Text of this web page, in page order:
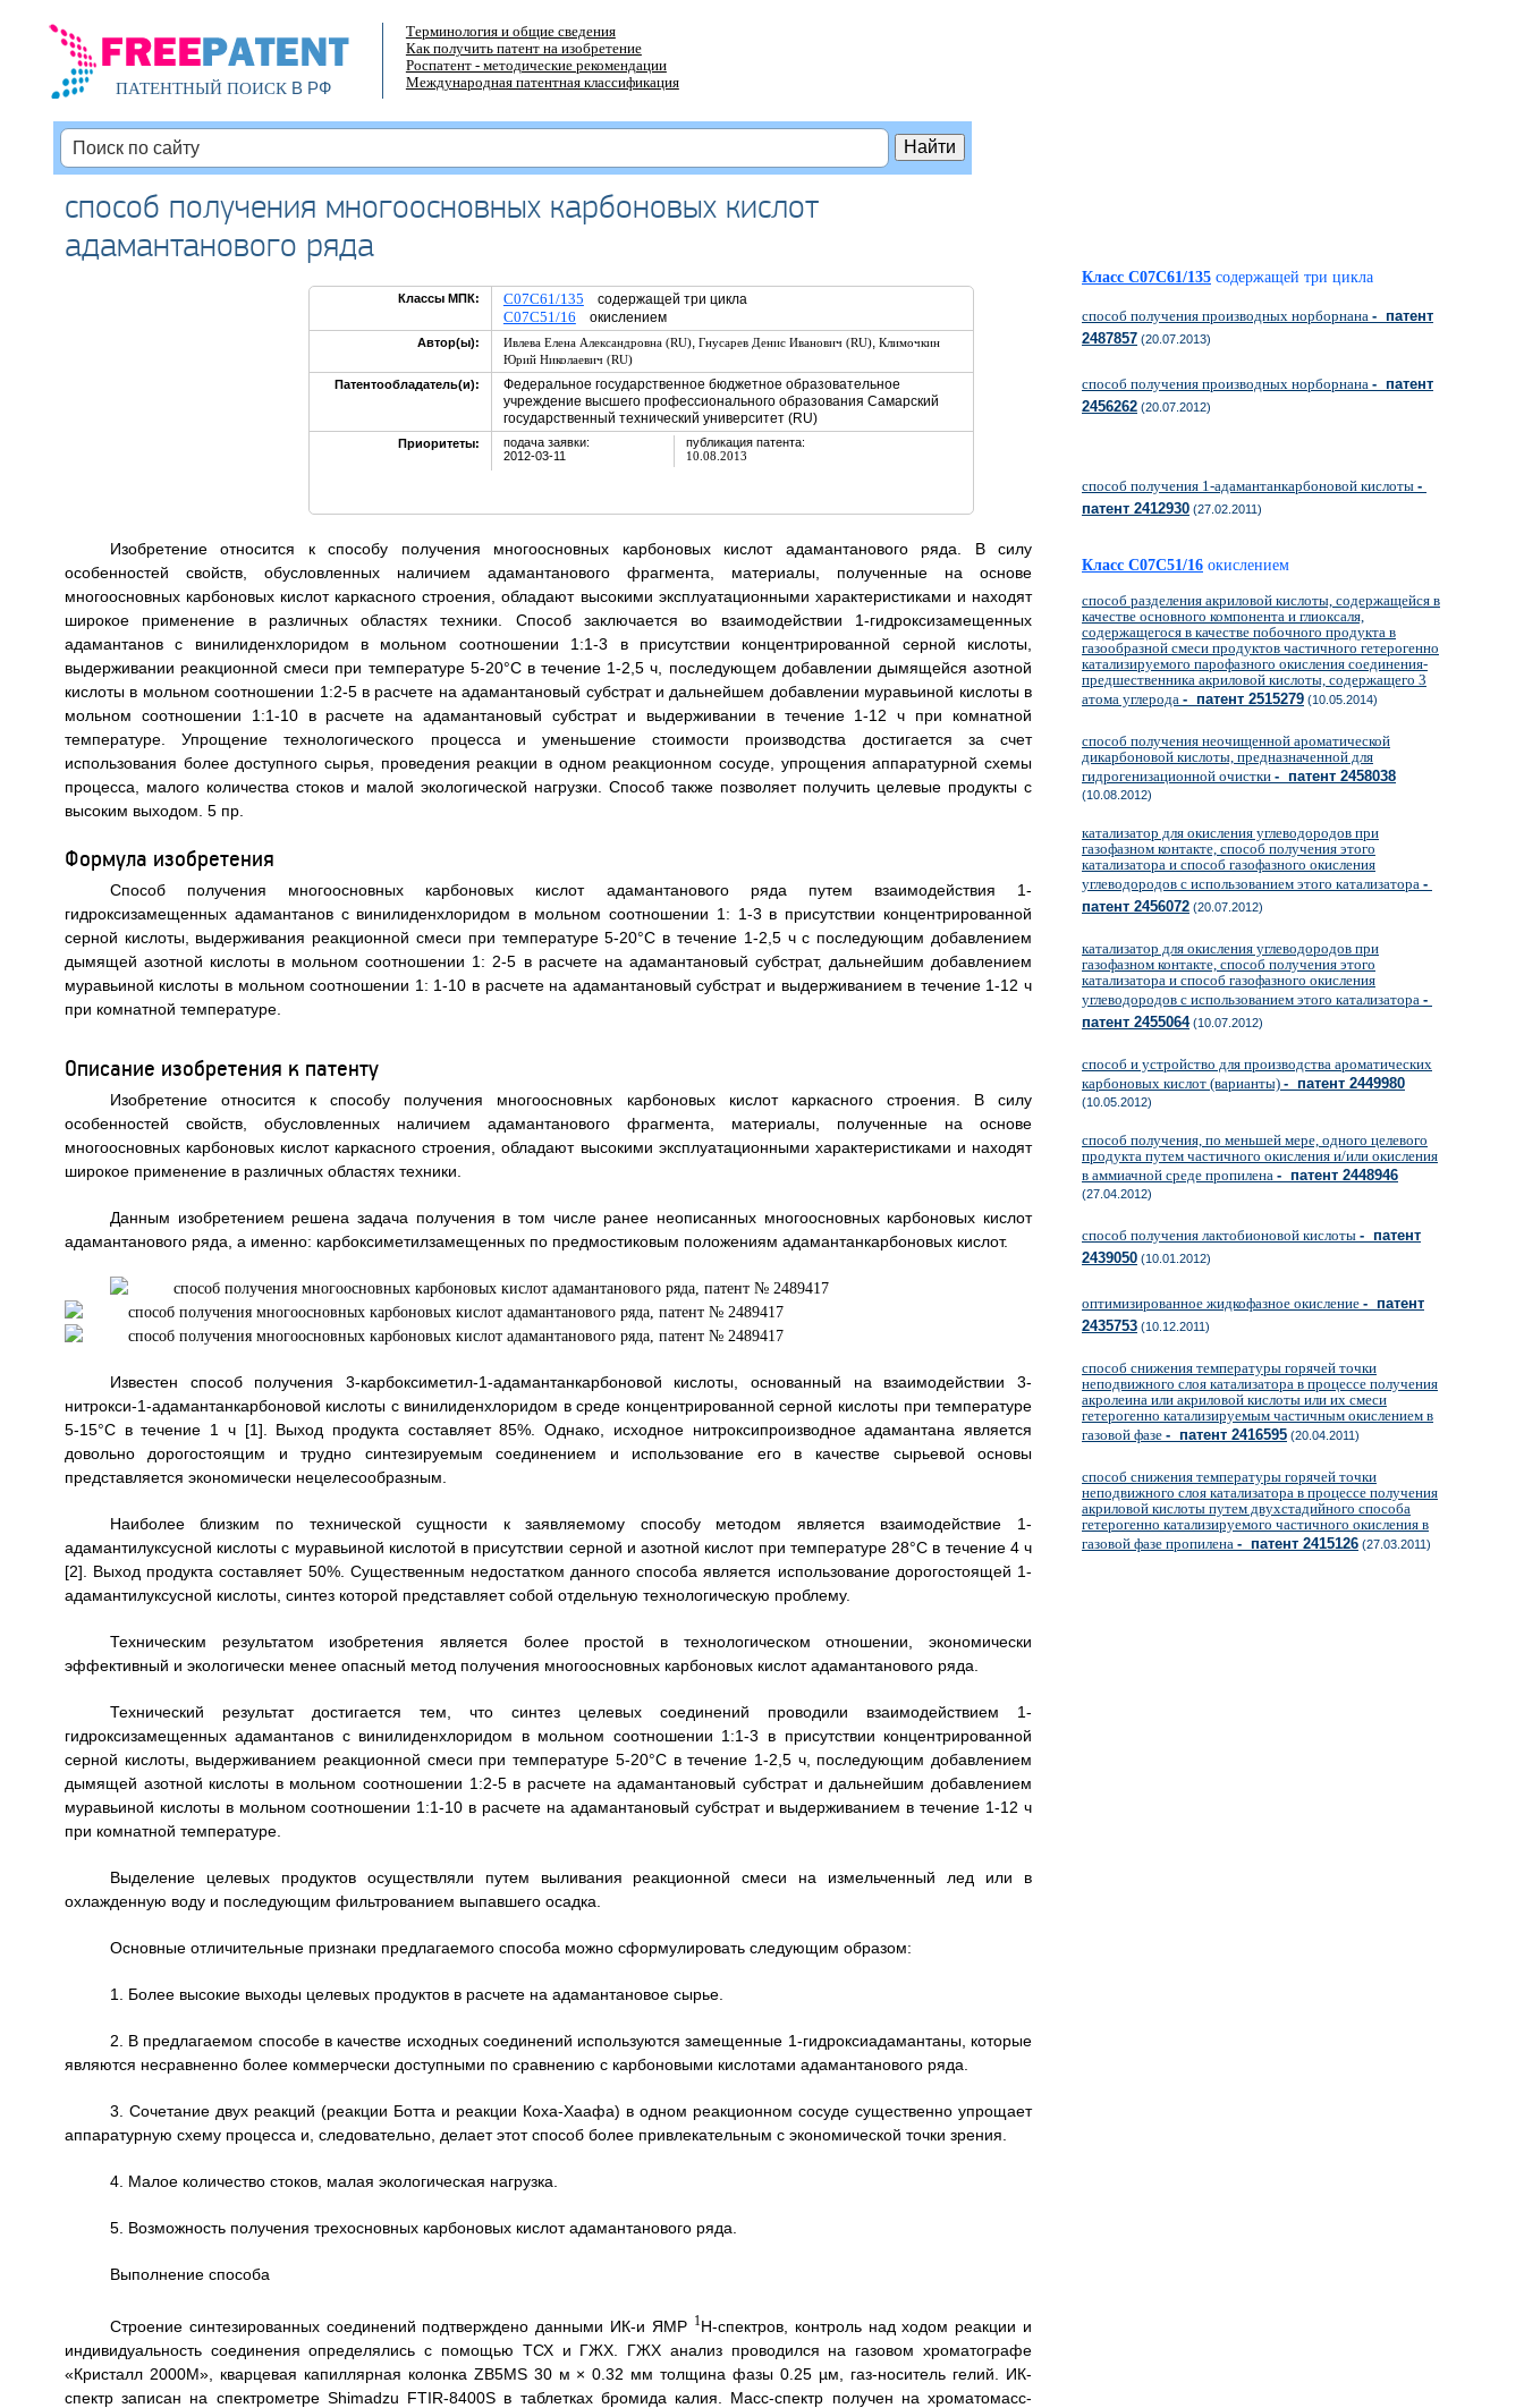
ПАТЕНТНЫЙ ПОИСКВ РФ
Терминология и общие сведения
Как получить патент на изобретение
Роспатент - методические рекомендации
Международная патентная классификация
способ получения многоосновных карбоновых кислот
адамантанового ряда
Классы МПК: C07C61/135 содержащей три цикла
C07C51/16 окислением
Автор(ы): Ивлева Елена Александровна (RU), Гнусарев Денис Иванович (RU), Климочкин
Юрий Николаевич (RU)
Патентообладатель(и):
Федеральное государственное бюджетное образовательное
учреждение высшего профессионального образования Самарский
государственный технический университет (RU)
Приоритеты:
подача заявки:
2012-03-11
публикация патента:
10.08.2013
Изобретение относится к способу получения многоосновных карбоновых кислот адамантанового ряда. В силу
особенностей свойств, обусловленных наличием адамантанового фрагмента, материалы, полученные на основе
многоосновных карбоновых кислот каркасного строения, обладают высокими эксплуатационными характеристиками и находят
широкое применение в различных областях техники. Способ заключается во взаимодействии 1-гидроксизамещенных
адамантанов с винилиденхлоридом в мольном соотношении 1:1-3 в присутствии концентрированной серной кислоты,
выдерживании реакционной смеси при температуре 5-20°C в течение 1-2,5 ч, последующем добавлении дымящейся азотной
кислоты в мольном соотношении 1:2-5 в расчете на адамантановый субстрат и дальнейшем добавлении муравьиной кислоты в
мольном соотношении 1:1-10 в расчете на адамантановый субстрат и выдерживании в течение 1-12 ч при комнатной
температуре. Упрощение технологического процесса и уменьшение стоимости производства достигается за счет
использования более доступного сырья, проведения реакции в одном реакционном сосуде, упрощения аппаратурной схемы
процесса, малого количества стоков и малой экологической нагрузки. Способ также позволяет получить целевые продукты с
высоким выходом. 5 пр.
Формула изобретения
Способ получения многоосновных карбоновых кислот адамантанового ряда путем взаимодействия 1-
гидроксизамещенных адамантанов с винилиденхлоридом в мольном соотношении 1: 1-3 в присутствии концентрированной
серной кислоты, выдерживания реакционной смеси при температуре 5-20°С в течение 1-2,5 ч с последующим добавлением
дымящей азотной кислоты в мольном соотношении 1: 2-5 в расчете на адамантановый субстрат, дальнейшим добавлением
муравьиной кислоты в мольном соотношении 1: 1-10 в расчете на адамантановый субстрат и выдерживанием в течение 1-12 ч
при комнатной температуре.
Описание изобретения к патенту
Изобретение относится к способу получения многоосновных карбоновых кислот каркасного строения. В силу
особенностей свойств, обусловленных наличием адамантанового фрагмента, материалы, полученные на основе
многоосновных карбоновых кислот каркасного строения, обладают высокими эксплуатационными характеристиками и находят
широкое применение в различных областях техники.
Данным изобретением решена задача получения в том числе ранее неописанных многоосновных карбоновых кислот
адамантанового ряда, а именно: карбоксиметилзамещенных по предмостиковым положениям адамантанкарбоновых кислот.
Известен способ получения 3-карбоксиметил-1-адамантанкарбоновой кислоты, основанный на взаимодействии 3-
нитрокси-1-адамантанкарбоновой кислоты с винилиденхлоридом в среде концентрированной серной кислоты при температуре
5-15°С в течение 1 ч [1]. Выход продукта составляет 85%. Однако, исходное нитроксипроизводное адамантана является
довольно дорогостоящим и трудно синтезируемым соединением и использование его в качестве сырьевой основы
представляется экономически нецелесообразным.
Наиболее близким по технической сущности к заявляемому способу методом является взаимодействие 1-
адамантилуксусной кислоты с муравьиной кислотой в присутствии серной и азотной кислот при температуре 28°С в течение 4 ч
[2]. Выход продукта составляет 50%. Существенным недостатком данного способа является использование дорогостоящей 1-
адамантилуксусной кислоты, синтез которой представляет собой отдельную технологическую проблему.
Техническим результатом изобретения является более простой в технологическом отношении, экономически
эффективный и экологически менее опасный метод получения многоосновных карбоновых кислот адамантанового ряда.
Технический результат достигается тем, что синтез целевых соединений проводили взаимодействием 1-
гидроксизамещенных адамантанов с винилиденхлоридом в мольном соотношении 1:1-3 в присутствии концентрированной
серной кислоты, выдерживанием реакционной смеси при температуре 5-20°С в течение 1-2,5 ч, последующим добавлением
дымящей азотной кислоты в мольном соотношении 1:2-5 в расчете на адамантановый субстрат и дальнейшим добавлением
муравьиной кислоты в мольном соотношении 1:1-10 в расчете на адамантановый субстрат и выдерживанием в течение 1-12 ч
при комнатной температуре.
Выделение целевых продуктов осуществляли путем выливания реакционной смеси на измельченный лед или в
охлажденную воду и последующим фильтрованием выпавшего осадка.
Основные отличительные признаки предлагаемого способа можно сформулировать следующим образом:
1. Более высокие выходы целевых продуктов в расчете на адамантановое сырье.
2. В предлагаемом способе в качестве исходных соединений используются замещенные 1-гидроксиадамантаны, которые
являются несравненно более коммерчески доступными по сравнению с карбоновыми кислотами адамантанового ряда.
3. Сочетание двух реакций (реакции Ботта и реакции Коха-Хаафа) в одном реакционном сосуде существенно упрощает
аппаратурную схему процесса и, следовательно, делает этот способ более привлекательным с экономической точки зрения.
4. Малое количество стоков, малая экологическая нагрузка.
5. Возможность получения трехосновных карбоновых кислот адамантанового ряда.
Выполнение способа
Строение синтезированных соединений подтверждено данными ИК-и ЯМР 1Н-спектров, контроль над ходом реакции и
индивидуальность соединения определялись с помощью ТСХ и ГЖХ. ГЖХ анализ проводился на газовом хроматографе
«Кристалл 2000М», кварцевая капиллярная колонка ZB5MS 30 м × 0.32 мм толщина фазы 0.25 µм, газ-носитель гелий. ИК-
спектр записан на спектрометре Shimadzu FTIR-8400S в таблетках бромида калия. Масс-спектр получен на хроматомасс-
Класс C07C61/135 содержащей три цикла
способ получения производных норборнана - патент
2487857 (20.07.2013)
способ получения производных норборнана - патент
2456262 (20.07.2012)
способ получения 1-адамантанкарбоновой кислоты -
патент 2412930 (27.02.2011)
Класс C07C51/16 окислением
способ разделения акриловой кислоты, содержащейся в
качестве основного компонента и глиоксаля,
содержащегося в качестве побочного продукта в
газообразной смеси продуктов частичного гетерогенно
катализируемого парофазного окисления соединения-
предшественника акриловой кислоты, содержащего 3
атома углерода - патент 2515279 (10.05.2014)
способ получения неочищенной ароматической
дикарбоновой кислоты, предназначенной для
гидрогенизационной очистки - патент 2458038
(10.08.2012)
катализатор для окисления углеводородов при
газофазном контакте, способ получения этого
катализатора и способ газофазного окисления
углеводородов с использованием этого катализатора -
патент 2456072 (20.07.2012)
катализатор для окисления углеводородов при
газофазном контакте, способ получения этого
катализатора и способ газофазного окисления
углеводородов с использованием этого катализатора -
патент 2455064(10.07.2012)
способ и устройство для производства ароматических
карбоновых кислот (варианты) - патент 2449980
(10.05.2012)
способ получения, по меньшей мере, одного целевого
продукта путем частичного окисления и/или окисления
в аммиачной среде пропилена - патент 2448946
(27.04.2012)
способ получения лактобионовой кислоты - патент
2439050 (10.01.2012)
оптимизированное жидкофазное окисление - патент
2435753 (10.12.2011)
способ снижения температуры горячей точки
неподвижного слоя катализатора в процессе получения
акролеина или акриловой кислоты или их смеси
гетерогенно катализируемым частичным окислением в
газовой фазе - патент 2416595 (20.04.2011)
способ снижения температуры горячей точки
неподвижного слоя катализатора в процессе получения
акриловой кислоты путем двухстадийного способа
гетерогенно катализируемого частичного окисления в
газовой фазе пропилена - патент 2415126 (27.03.2011)